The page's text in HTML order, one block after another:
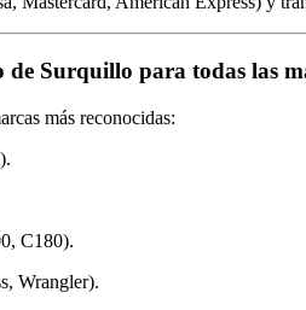
Surquillo para todas las
más reconocidas:
C180).
Wrangler).